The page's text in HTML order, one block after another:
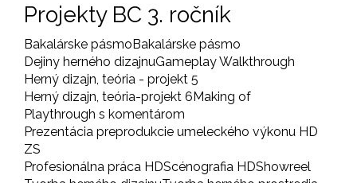
Projekty BC 3. ročník
Bakalárske pásmoBakalárske pásmo
Dejiny herného dizajnuGameplay Walkthrough
Herný dizajn, teória - projekt 5
Herný dizajn, teória-projekt 6Making of
Playthrough s komentárom
Prezentácia preprodukcie umeleckého výkonu HD
ZS
Profesionálna práca HDScénografia HDShowreel